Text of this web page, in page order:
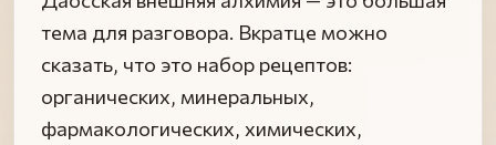
тема для разговора. Вкратце можно
сказать, что это набор рецептов:
органических, минеральных,
фармакологических, химических,